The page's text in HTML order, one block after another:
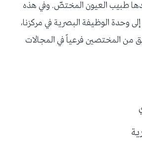
طبيب العيون المختصّ. وفي هذه
وحدة الوظيفة البصرية في مركزنا،
من المختصين فرعياً في المجالات